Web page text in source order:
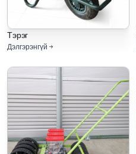
Тэрэг
Дэлгэрэнгүй